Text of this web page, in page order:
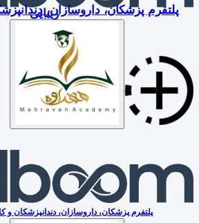
پلتفرم پزشکان، داروسازان،زیبایی
پلتفرم پزشکان، داروسازان، دندانپزشکان و